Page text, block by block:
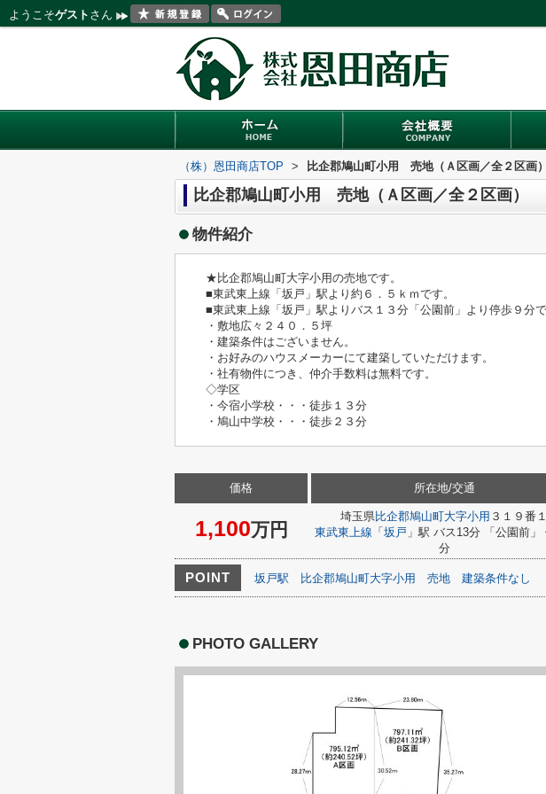
ようこそゲスト さん
（株）恩田商店TOP > 比企郡鳩山町小用 売地（Ａ区画／全２区画）
比企郡鳩山町小用 売地（Ａ区画／全２区画）
物件紹介
★比企郡鳩山町大字小用の売地です。
■東武東上線「坂戸」駅より約６．５ｋｍです。
■東武東上線「坂戸」駅よりバス１３分「公園前」より停歩９分で
・敷地広々２４０．５坪
・建築条件はございません。
・お好みのハウスメーカーにて建築していただけます。
・社有物件につき、仲介手数料は無料です。
◇学区
・今宿小学校・・・徒歩１３分
・鳩山中学校・・・徒歩２３分
価格
1,100万円
所在地/交通
埼玉県比企郡鳩山町大字小用 ３１９番１
東武東上線 「 坂戸 」駅 バス13分 「公園前」
分
POINT 坂戸駅 比企郡鳩山町大字小用 売地 建築条件なし
PHOTO GALLERY